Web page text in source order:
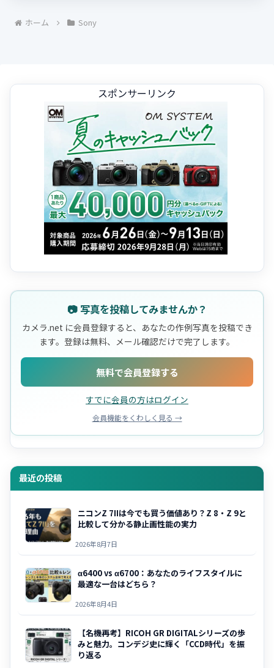
ホーム Sony
スポンサーリンク
📷 写真を投稿してみませんか？
カメラ.net に会員登録すると、あなたの作例写真を投稿でき
ます。登録は無料、メール確認だけで完了します。
無料で会員登録する
すでに会員の方はログイン
会員機能をくわしく見る →
最近の投稿
ニコンZ 7IIは今でも買う価値あり？Z 8・Z 9と
比較して分かる静止画性能の実力
2026年8月7日
α6400 vs α6700：あなたのライフスタイルに
最適な一台はどちら？
2026年8月4日
【名機再考】RICOH GR DIGITALシリーズの歩
みと魅力。コンデジ史に輝く「CCD時代」を振
り返る